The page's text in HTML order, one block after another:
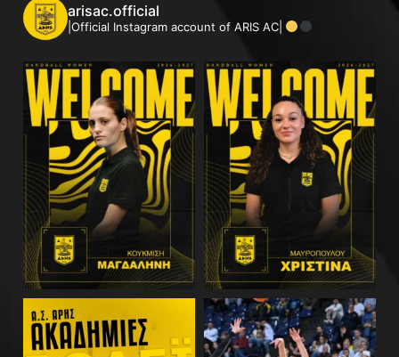
arisac.official
|Official Instagram account of ARIS AC|